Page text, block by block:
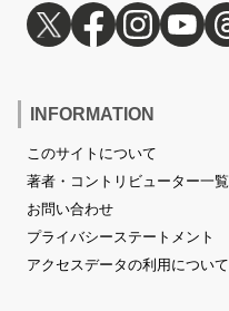
INFORMATION
このサイトについて
著者・コントリビューター一覧
お問い合わせ
プライバシーステートメント
アクセスデータの利用について